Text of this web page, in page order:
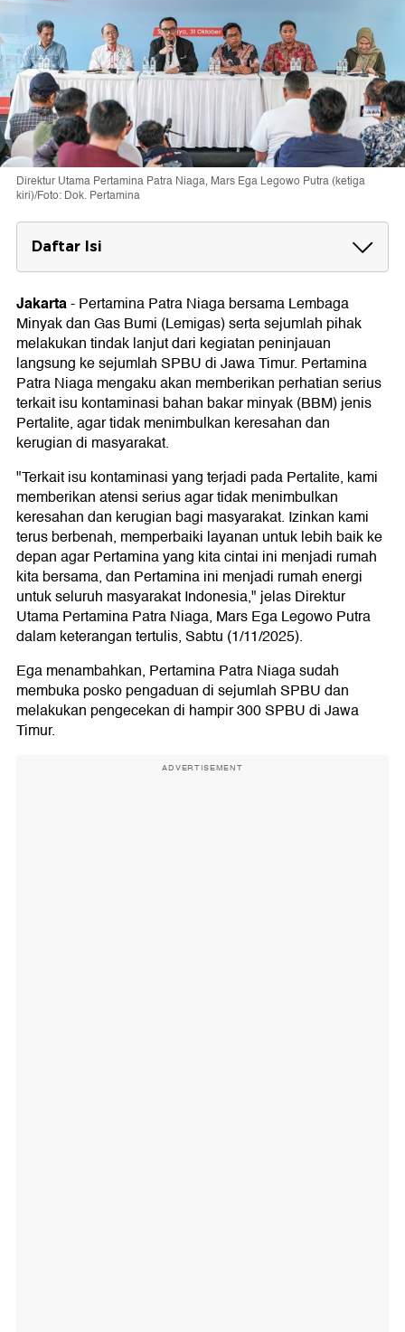
Direktur Utama Pertamina Patra Niaga, Mars Ega Legowo Putra (ketiga
kiri)/Foto: Dok. Pertamina
Daftar Isi
Uji Sampel BBM
Jakarta-Pertamina Patra Niaga bersama Lembaga
Minyak dan Gas Bumi (Lemigas) serta sejumlah pihak
melakukan tindak lanjut dari kegiatan peninjauan
langsung ke sejumlah SPBU di Jawa Timur. Pertamina
Patra Niaga mengaku akan memberikan perhatian serius
terkait isu kontaminasi bahan bakar minyak (BBM) jenis
Pertalite, agar tidak menimbulkan keresahan dan
kerugian di masyarakat.
"Terkait isu kontaminasi yang terjadi pada Pertalite, kami
memberikan atensi serius agar tidak menimbulkan
keresahan dan kerugian bagi masyarakat. Izinkan kami
terus berbenah, memperbaiki layanan untuk lebih baik ke
depan agar Pertamina yang kita cintai ini menjadi rumah
kita bersama, dan Pertamina ini menjadi rumah energi
untuk seluruh masyarakat Indonesia," jelas Direktur
Utama Pertamina Patra Niaga, Mars Ega Legowo Putra
dalam keterangan tertulis, Sabtu (1/11/2025).
Ega menambahkan, Pertamina Patra Niaga sudah
membuka posko pengaduan di sejumlah SPBU dan
melakukan pengecekan di hampir 300 SPBU di Jawa
Timur.
ADVERTISEMENT